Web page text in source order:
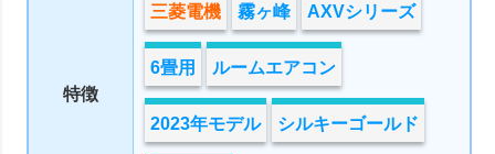
特徴
三菱電機 霧ヶ峰 AXVシリーズ
6畳用 ルームエアコン
2023年モデル シルキーゴールド